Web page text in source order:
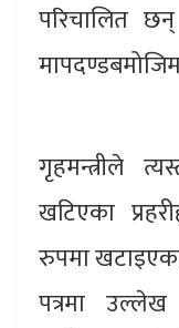
परिचालित
गृहमन्त्रीले
खटिएका
रुपमा
पत्रमा